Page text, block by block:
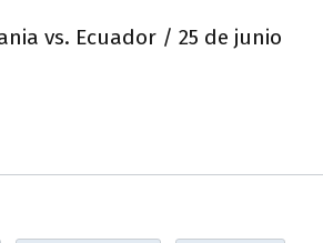
vs. Ecuador / 25 de junio